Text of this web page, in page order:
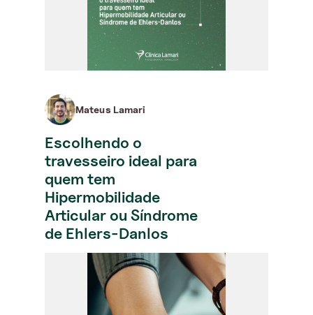
Mateus Lamari
Escolhendo o
travesseiro ideal para
quem tem
Hipermobilidade
Articular ou Síndrome
de Ehlers-Danlos